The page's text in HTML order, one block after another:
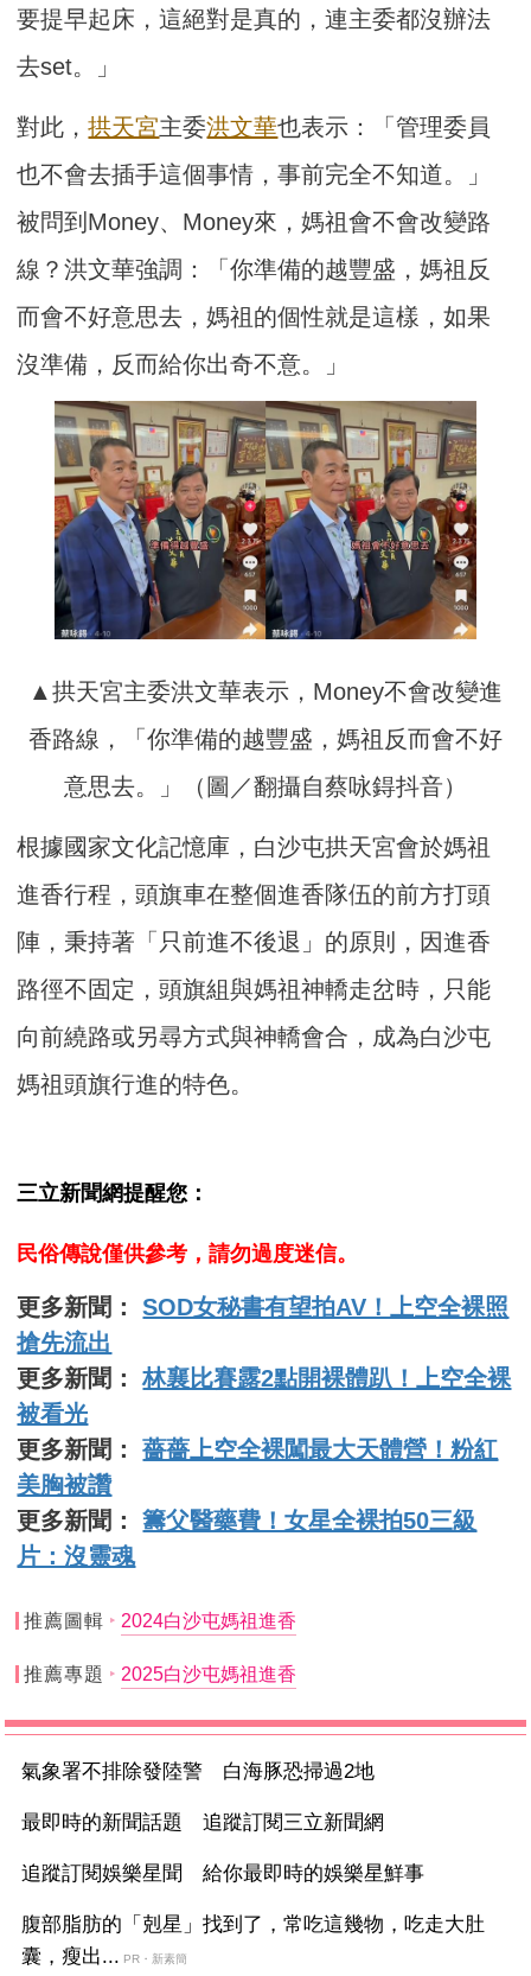
要提早起床，這絕對是真的，連主委都沒辦法
去set。」
對此，拱天宮主委洪文華也表示：「管理委員
也不會去插手這個事情，事前完全不知道。」
被問到Money、Money來，媽祖會不會改變路
線？洪文華強調：「你準備的越豐盛，媽祖反
而會不好意思去，媽祖的個性就是這樣，如果
沒準備，反而給你出奇不意。」
▲拱天宮主委洪文華表示，Money不會改變進
香路線，「你準備的越豐盛，媽祖反而會不好
意思去。」（圖／翻攝自蔡咏鍀抖音）
根據國家文化記憶庫，白沙屯拱天宮會於媽祖
進香行程，頭旗車在整個進香隊伍的前方打頭
陣，秉持著「只前進不後退」的原則，因進香
路徑不固定，頭旗組與媽祖神轎走岔時，只能
向前繞路或另尋方式與神轎會合，成為白沙屯
媽祖頭旗行進的特色。
三立新聞網提醒您：
民俗傳說僅供參考，請勿過度迷信。
更多新聞：SOD女秘書有望拍AV！上空全裸照
搶先流出
更多新聞：林襄比賽露2點開裸體趴！上空全裸
被看光
更多新聞：薔薔上空全裸闖最大天體營！粉紅
美胸被讚
更多新聞：籌父醫藥費！女星全裸拍50三級
片：沒靈魂
推薦圖輯 2024白沙屯媽祖進香
推薦專題 2025白沙屯媽祖進香
氣象署不排除發陸警 白海豚恐掃過2地
最即時的新聞話題 追蹤訂閱三立新聞網
追蹤訂閱娛樂星聞 給你最即時的娛樂星鮮事
腹部脂肪的「剋星」找到了，常吃這幾物，吃走大肚
囊，瘦出... PR・新素簡